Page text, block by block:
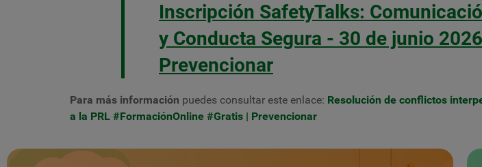
Inscripción SafetyTalks:
y Conducta Segura - 30 de junio 2026
Prevencionar
Para más información puedes consultar este enlace: Resolución de conflictos
a la PRL #FormaciónOnline #Gratis | Prevencionar